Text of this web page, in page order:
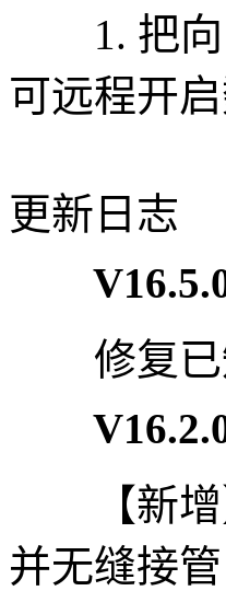
1. 把向
可远程开启
更新日志
修复已
【新增
并无缝接